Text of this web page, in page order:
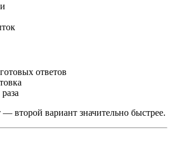
ответов
— второй вариант значительно быстрее.